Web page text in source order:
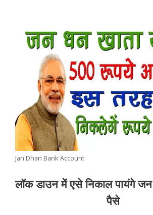
Jan Dhan Bank Account
लॉक डाउन में एसे निकाल पायंगे
पैसे